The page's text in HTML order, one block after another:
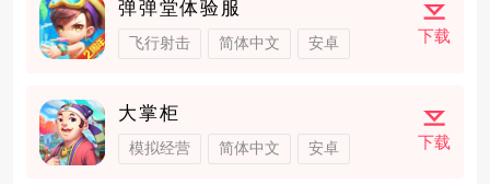
弹弹堂体验服
飞行射击 简体中文 安卓 下载
大掌柜
模拟经营 简体中文 安卓 下载